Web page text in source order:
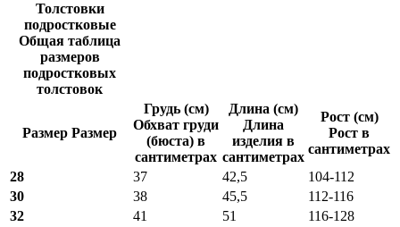
Толстовки
подростковые
Общая таблица
размеров
подростковых
толстовок
Размер Размер
Грудь (см)
Обхват груди
(бюста) в
сантиметрах
Длина (см)
Длина
изделия в
сантиметрах
Рост (см)
Рост в
сантиметрах
28
37 42,5
104-112
30
38 45,5
112-116
32
41 51
116-128